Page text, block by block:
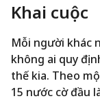
Khai cuộc
Mỗi người khác
không ai quy
thế kia. Theo
15 nước cờ đầu